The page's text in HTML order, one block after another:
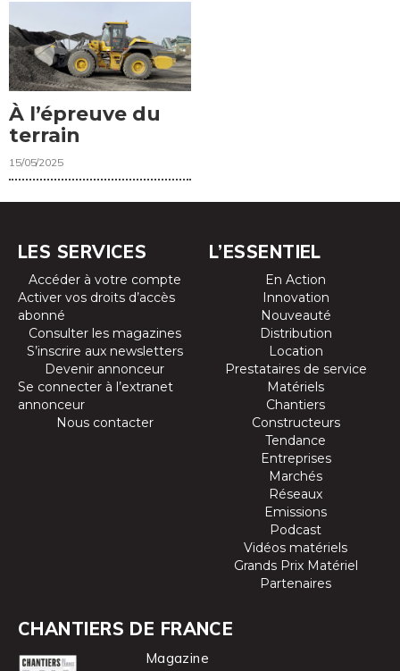
À l’épreuve du
terrain
15/05/2025
LES SERVICES
Accéder à votre compte
Activer vos droits d’accès
abonné
Consulter les magazines
S’inscrire aux newsletters
Devenir annonceur
Se connecter à l’extranet
annonceur
Nous contacter
L’ESSENTIEL
En Action
Innovation
Nouveauté
Distribution
Location
Prestataires de service
Matériels
Chantiers
Constructeurs
Tendance
Entreprises
Marchés
Réseaux
Emissions
Podcast
Vidéos matériels
Grands Prix Matériel
Partenaires
CHANTIERS DE FRANCE
Magazine